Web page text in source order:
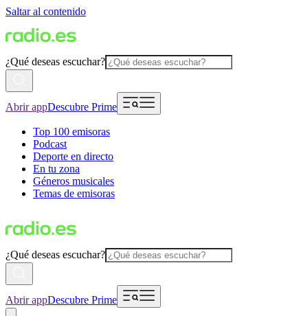
Saltar al contenido
¿Qué deseas escuchar?
Abrir appDescubre Prime
Top 100 emisoras
Podcast
Deporte en directo
En tu zona
Géneros musicales
Temas de emisoras
¿Qué deseas escuchar?
Abrir appDescubre Prime